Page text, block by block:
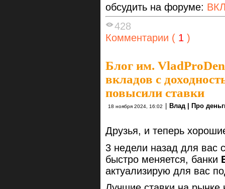
обсудить на форуме:
428
Комментарии ( 1 )
Блог им.
вкладов с
повысили ставки
18 ноября 2024, 16:02 Влад | Про
Друзья, и теперь
3 недели назад для вас
быстро меняется, банки
актуализирую для вас